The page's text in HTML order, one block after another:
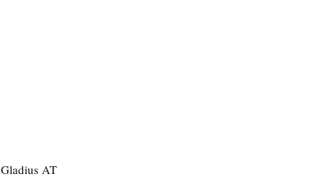
Gladius AT